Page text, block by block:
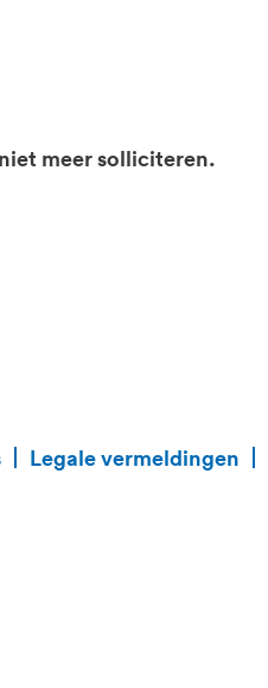
meer solliciteren.
Legale vermeldingen